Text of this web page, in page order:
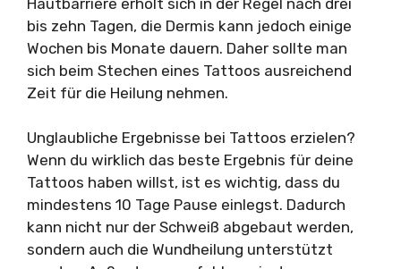
bis zehn Tagen, die Dermis kann jedoch einige
Wochen bis Monate dauern. Daher sollte man
sich beim Stechen eines Tattoos ausreichend
Zeit für die Heilung nehmen.
Unglaubliche Ergebnisse bei Tattoos erzielen?
Wenn du wirklich das beste Ergebnis für deine
Tattoos haben willst, ist es wichtig, dass du
mindestens 10 Tage Pause einlegst. Dadurch
kann nicht nur der Schweiß abgebaut werden,
sondern auch die Wundheilung unterstützt